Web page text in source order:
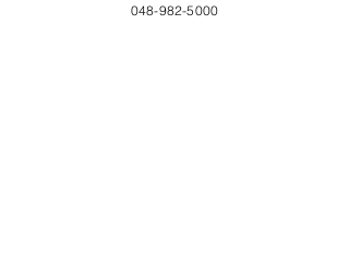
048-982-5000